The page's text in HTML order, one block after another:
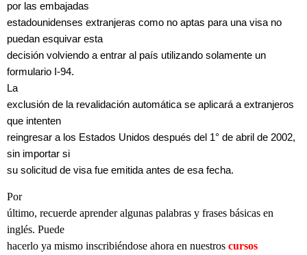
por las embajadas
estadounidenses extranjeras como no aptas para una visa no
puedan esquivar esta
decisión volviendo a entrar al país utilizando solamente un
formulario I-94.
La
exclusión de la revalidación automática se aplicará a extranjeros
que intenten
reingresar a los Estados Unidos después del 1° de abril de 2002,
sin importar si
su solicitud de visa fue emitida antes de esa fecha.
Por
último, recuerde aprender algunas palabras y frases básicas en
inglés. Puede
hacerlo ya mismo inscribiéndose ahora en nuestros cursos